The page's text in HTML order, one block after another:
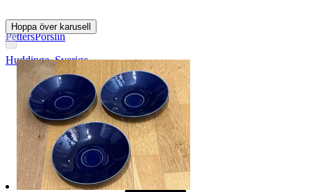
PettersPorslin
Huddinge,Sverige
Hoppa över karusell